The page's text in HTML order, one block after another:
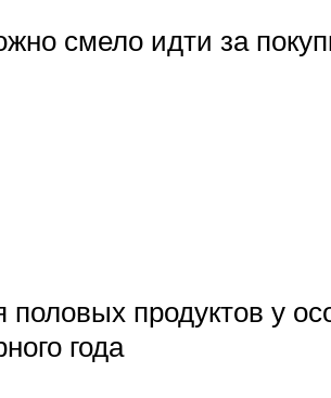
смело идти за
продуктов у
года